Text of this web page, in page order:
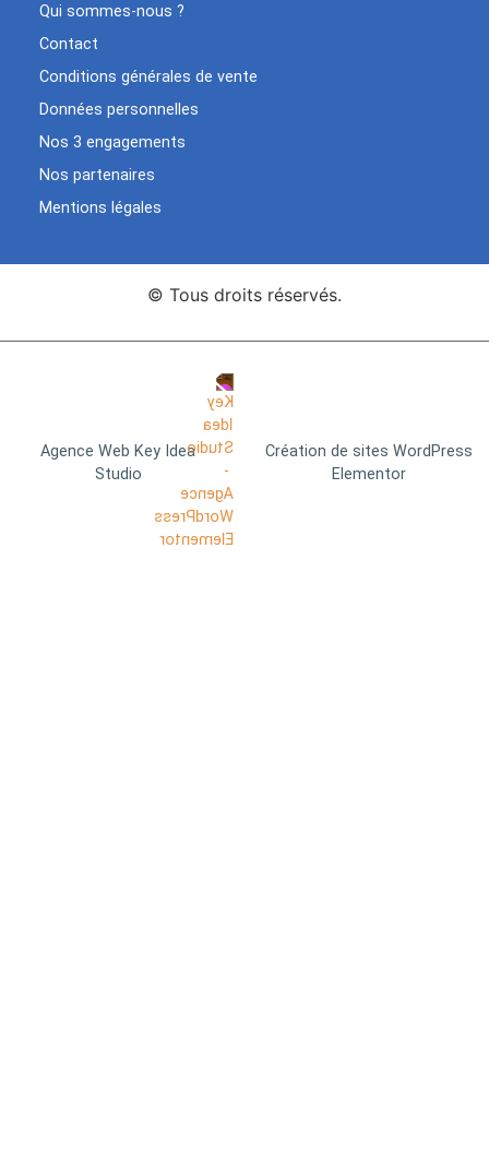
Qui sommes-nous ?
Contact
Conditions générales de vente
Données personnelles
Nos 3 engagements
Nos partenaires
Mentions légales
© Tous droits réservés.
Agence Web Key Idea
Studio
Création de sites WordPress
Elementor